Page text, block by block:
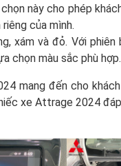
này cho phép
của mình.
xám và đỏ. Với phiên
chọn màu sắc phù hợp.
mang đến cho
xe Attrage 2024